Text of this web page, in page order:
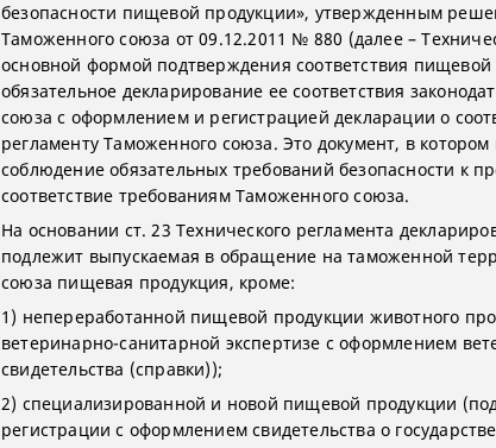
безопасности пищевой продукции», утвержденным
Таможенного союза от 09.12.2011 № 880 (далее –
основной формой подтверждения соответствия пищевой
обязательное декларирование ее соответствия
союза с оформлением и регистрацией декларации о
регламенту Таможенного союза. Это документ, в котором
соблюдение обязательных требований безопасности к
соответствие требованиям Таможенного союза.
На основании ст. 23 Технического регламента
подлежит выпускаемая в обращение на таможенной
союза пищевая продукция, кроме:
1) непереработанной пищевой продукции животного
ветеринарно-санитарной экспертизе с оформлением
свидетельства (справки));
2) специализированной и новой пищевой продукции
регистрации с оформлением свидетельства о